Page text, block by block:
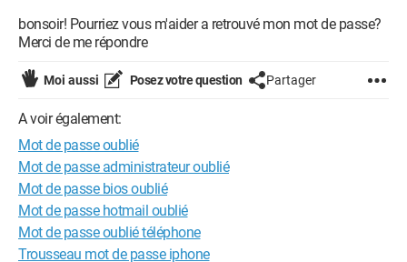
bonsoir! Pourriez vous m'aider a retrouvé mon mot de passe?
Merci de me répondre
Moi aussi Posez votre question Partager
A voir également:
Mot de passe oublié
Mot de passe administrateur oublié
Mot de passe bios oublié
Mot de passe hotmail oublié
Mot de passe oublié téléphone
Trousseau mot de passe iphone